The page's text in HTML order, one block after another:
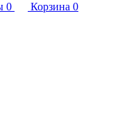
0 Корзина 0